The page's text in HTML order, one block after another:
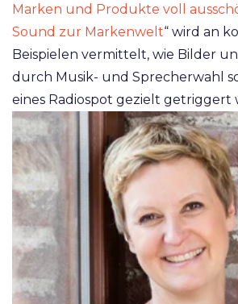
Marken und Produkte voll
Sound zur Markenwelt“ wird an
Beispielen vermittelt, wie Bilder
durch Musik- und Sprecherwahl
eines Radiospot gezielt getriggert